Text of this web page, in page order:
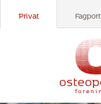
Privat